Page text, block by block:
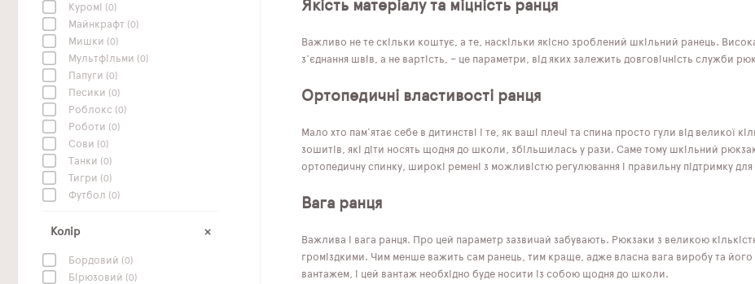
Куромі (0)
Майнкрафт (0)
Мишки (0)
Мультфільми (0)
Папуги (0)
Песики (0)
Роблокс (0)
Роботи (0)
Сови (0)
Танки (0)
Тигри (0)
Футбол (0)
Колір
Бордовий (0)
Бірюзовий (0)
Якість матеріалу та міцність ранця
Важливо не те скільки коштує, а те, наскільки якісно зроблений шкільний ранець.
з'єднання швів, а не вартість, – це параметри, від яких залежить довговічність служби
Ортопедичні властивості ранця
Мало хто пам'ятає себе в дитинстві і те, як ваші плечі та спина просто гули від великої
зошитів, які діти носять щодня до школи, збільшилась у рази. Саме тому шкільний
ортопедичну спинку, широкі ремені з можливістю регулювання і правильну підтримку
Вага ранця
Важлива і вага ранця. Про цей параметр зазвичай забувають. Рюкзаки з великою
громіздкими. Чим менше важить сам ранець, тим краще, адже власна вага виробу та
вантажем, і цей вантаж необхідно буде носити із собою щодня до школи.